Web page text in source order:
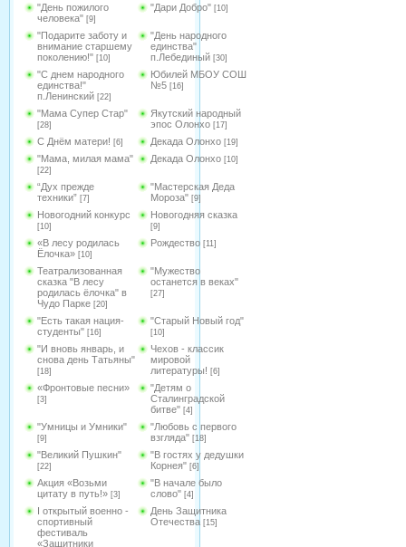
"День пожилого
человека" [9]
"Дари Добро" [10]
"Подарите заботу и
внимание старшему
поколению!" [10]
"День народного
единства"
п.Лебединый [30]
"С днем народного
единства!"
п.Ленинский [22]
Юбилей МБОУ СОШ
№5 [16]
"Мама Супер Стар"
[28]
Якутский народный
эпос Олонхо [17]
С Днём матери! [6] Декада Олонхо [19]
"Мама, милая мама"
[22]
Декада Олонхо [10]
“Дух прежде
техники” [7]
"Мастерская Деда
Мороза" [9]
Новогодний конкурс
[10]
Новогодняя сказка
[9]
«В лесу родилась
Ёлочка» [10]
Рождество [11]
Театрализованная
сказка "В лесу
родилась ёлочка" в
Чудо Парке [20]
"Мужество
останется в веках"
[27]
"Есть такая нация-
студенты" [16]
"Старый Новый год"
[10]
"И вновь январь, и
снова день Татьяны"
[18]
Чехов - классик
мировой
литературы! [6]
«Фронтовые песни»
[3]
"Детям о
Сталинградской
битве" [4]
"Умницы и Умники"
[9]
"Любовь с первого
взгляда" [18]
"Великий Пушкин"
[22]
"В гостях у дедушки
Корнея" [6]
Акция «Возьми
цитату в путь!» [3]
"В начале было
слово" [4]
I открытый военно -
спортивный
фестиваль
«Защитники
День Защитника
Отечества [15]